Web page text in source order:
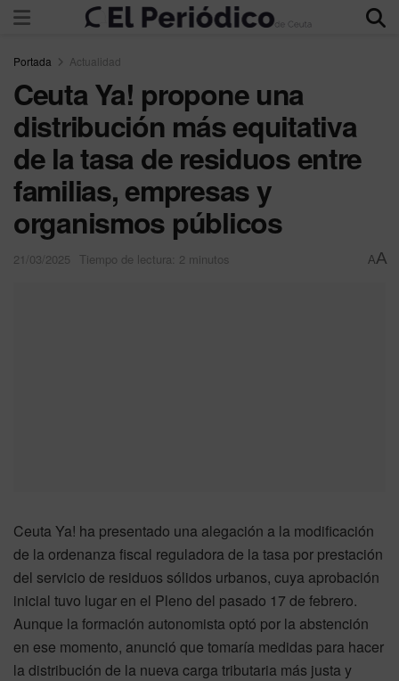
Portada Actualidad
Ceuta Ya! propone una
distribución más equitativa
de la tasa de residuos entre
familias, empresas y
organismos públicos
21/03/2025 Tiempo de lectura: 2 minutos AA
Ceuta Ya! ha presentado una alegación a la modificación
de la ordenanza fiscal reguladora de la tasa por prestación
del servicio de residuos sólidos urbanos, cuya aprobación
inicial tuvo lugar en el Pleno del pasado 17 de febrero.
Aunque la formación autonomista optó por la abstención
en ese momento, anunció que tomaría medidas para hacer
la distribución de la nueva carga tributaria más justa y